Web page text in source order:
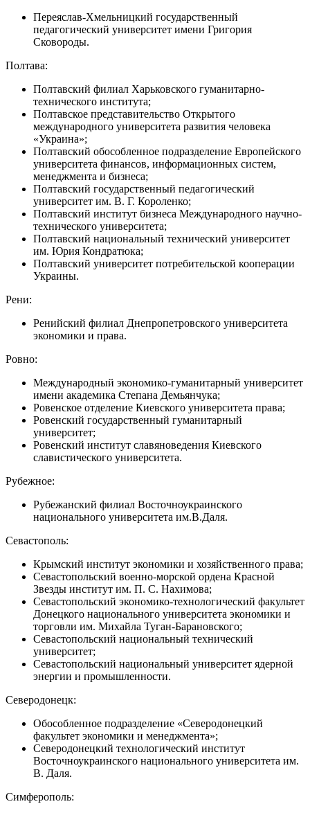
Переяслав-Хмельницкий государственный
педагогический университет имени Григория
Сковороды.
Полтава:
Полтавский филиал Харьковского гуманитарно-
технического института;
Полтавское представительство Открытого
международного университета развития человека
«Украина»;
Полтавский обособленное подразделение Европейского
университета финансов, информационных систем,
менеджмента и бизнеса;
Полтавский государственный педагогический
университет им. В. Г. Короленко;
Полтавский институт бизнеса Международного научно-
технического университета;
Полтавский национальный технический университет
им. Юрия Кондратюка;
Полтавский университет потребительской кооперации
Украины.
Рени:
Ренийский филиал Днепропетровского университета
экономики и права.
Ровно:
Международный экономико-гуманитарный университет
имени академика Степана Демьянчука;
Ровенское отделение Киевского университета права;
Ровенский государственный гуманитарный
университет;
Ровенский институт славяноведения Киевского
славистического университета.
Рубежное:
Рубежанский филиал Восточноукраинского
национального университета им.В.Даля.
Севастополь:
Крымский институт экономики и хозяйственного права;
Севастопольский военно-морской ордена Красной
Звезды институт им. П. С. Нахимова;
Севастопольский экономико-технологический факультет
Донецкого национального университета экономики и
торговли им. Михайла Туган-Барановского;
Севастопольский национальный технический
университет;
Севастопольский национальный университет ядерной
энергии и промышленности.
Северодонецк:
Обособленное подразделение «Северодонецкий
факультет экономики и менеджмента»;
Северодонецкий технологический институт
Восточноукраинского национального университета им.
В. Даля.
Симферополь: